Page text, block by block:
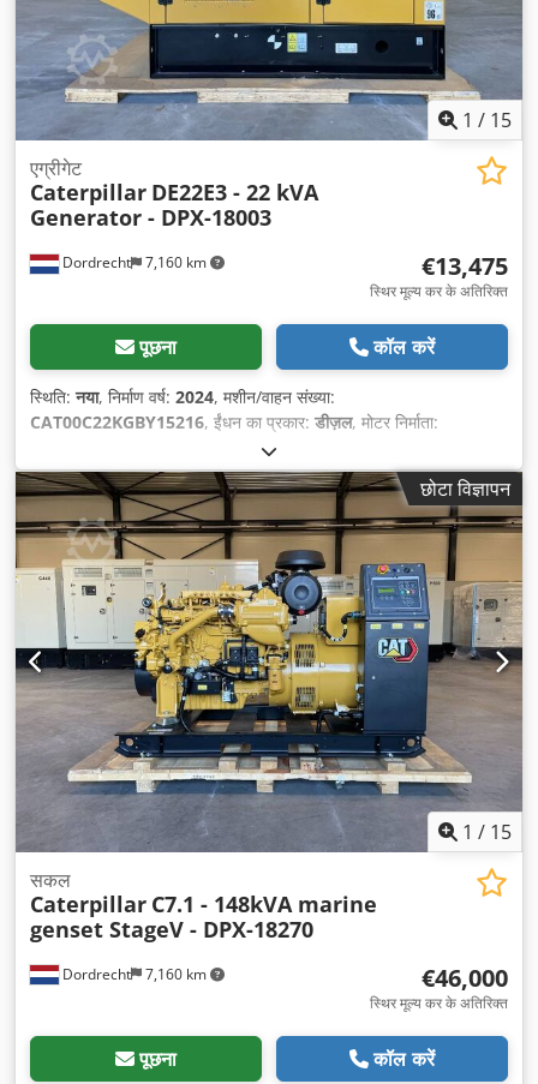
1 / 15
Dordrecht 7,160 km
एग्रीगेट
Caterpillar DE22E3 - 22 kVA
Generator - DPX-18003
€13,475
स्थिर मूल्य कर के अतिरिक्त
पूछना कॉल करें
स्थिति:नया, निर्माण वर्ष: 2024, मशीन/वाहन संख्या:
CAT00C22KGBY15216, ईंधन का प्रकार: डीज़ल, मोटर निर्माता:
छोटा विज्ञापन
1 / 15
Dordrecht 7,160 km
सकल
Caterpillar C7.1 - 148kVA marine
genset StageV - DPX-18270
€46,000
स्थिर मूल्य कर के अतिरिक्त
पूछना कॉल करें